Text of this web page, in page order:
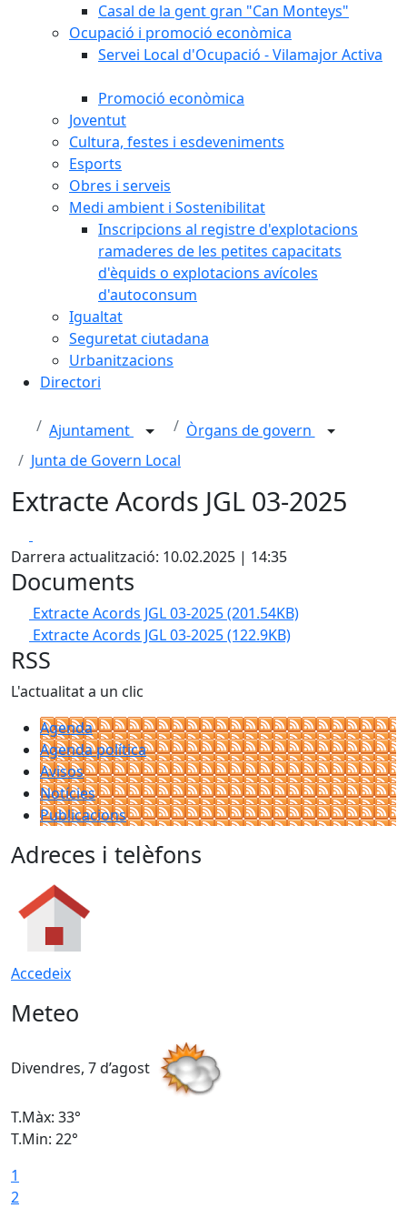
Casal de la gent gran "Can Monteys"
Ocupació i promoció econòmica
Servei Local d'Ocupació - Vilamajor Activa
Promoció econòmica
Joventut
Cultura, festes i esdeveniments
Esports
Obres i serveis
Medi ambient i Sostenibilitat
Inscripcions al registre d'explotacions
ramaderes de les petites capacitats
d'èquids o explotacions avícoles
d'autoconsum
Igualtat
Seguretat ciutadana
Urbanitzacions
Directori
Ajuntament
Òrgans de govern
Junta de Govern Local
Extracte Acords JGL 03-2025
Darrera actualització: 10.02.2025 | 14:35
Documents
Extracte Acords JGL 03-2025(201.54KB)
Extracte Acords JGL 03-2025(122.9KB)
RSS
L'actualitat a un clic
Agenda
Agenda política
Avisos
Notícies
Publicacions
Adreces i telèfons
Accedeix
Meteo
Divendres, 7 d’agost
T.Màx: 33°
T.Min: 22°
1
2